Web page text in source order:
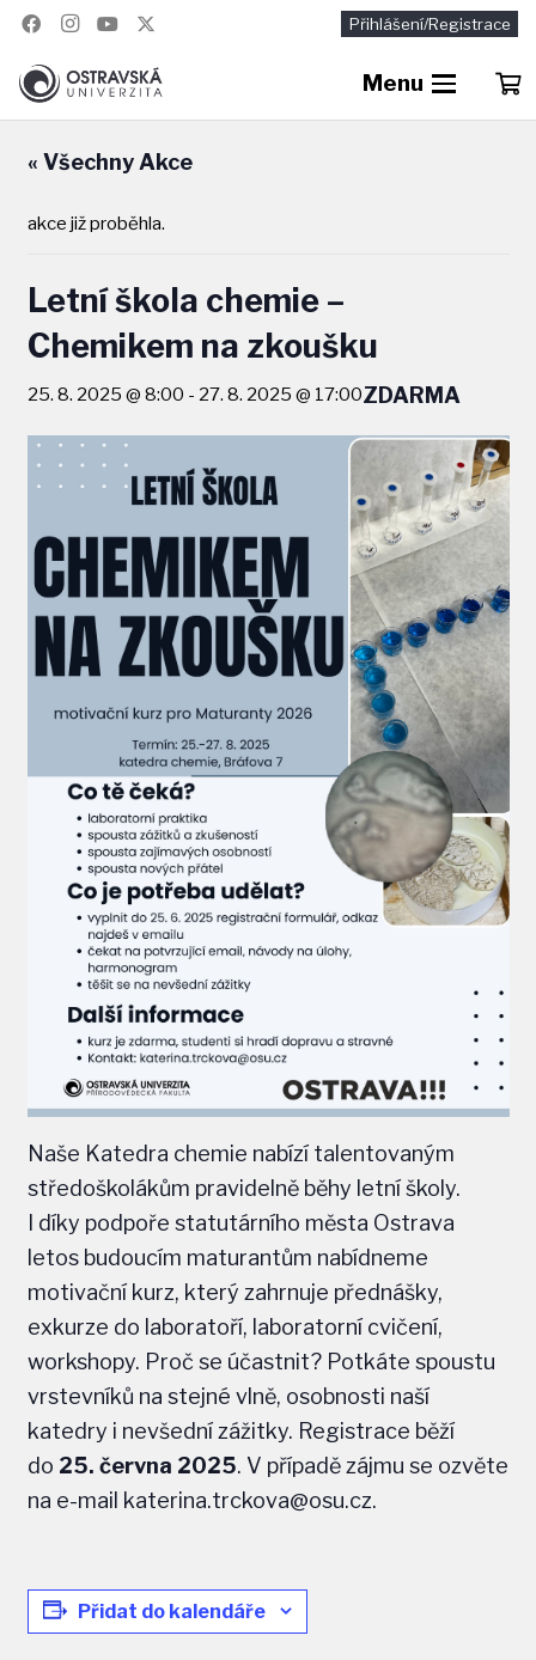
Přihlášení/Registrace
Menu
« Všechny Akce
akce již proběhla.
Letní škola chemie –
Chemikem na zkoušku
25. 8. 2025 @ 8:00 - 27. 8. 2025 @ 17:00ZDARMA
Naše Katedra chemie nabízí talentovaným
středoškolákům pravidelně běhy letní školy.
I díky podpoře statutárního města Ostrava
letos budoucím maturantům nabídneme
motivační kurz, který zahrnuje přednášky,
exkurze do laboratoří, laboratorní cvičení,
workshopy. Proč se účastnit? Potkáte spoustu
vrstevníků na stejné vlně, osobnosti naší
katedry i nevšední zážitky. Registrace běží
do 25. června 2025. V případě zájmu se ozvěte
na e-mail katerina.trckova@osu.cz.
Přidat do kalendáře